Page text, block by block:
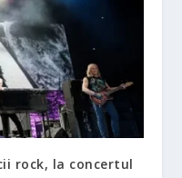
rock, la concertul